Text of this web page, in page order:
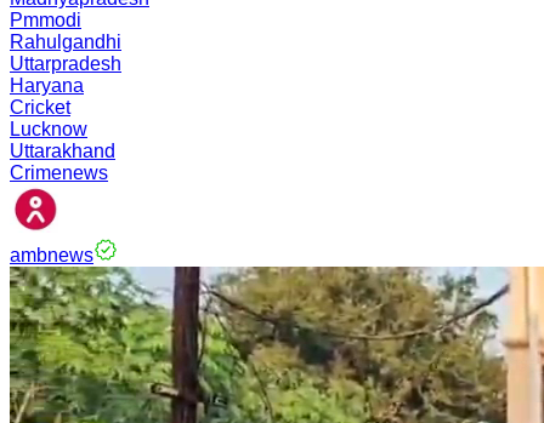
Pmmodi
Rahulgandhi
Uttarpradesh
Haryana
Cricket
Lucknow
Uttarakhand
Crimenews
ambnews